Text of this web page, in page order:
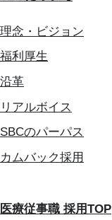
理念・ビジョン
福利厚生
沿革
リアルボイス
SBCのパーパス
カムバック採用
医療従事職 採用TOP